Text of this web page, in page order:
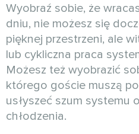
Wyobraź sobie, że
dniu, nie możesz się
pięknej przestrzeni, ale
lub cykliczna praca
Możesz też wyobrazić
którego goście muszą
usłyszeć szum systemu
chłodzenia.